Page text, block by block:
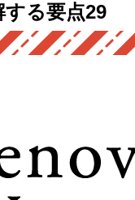
る要点29